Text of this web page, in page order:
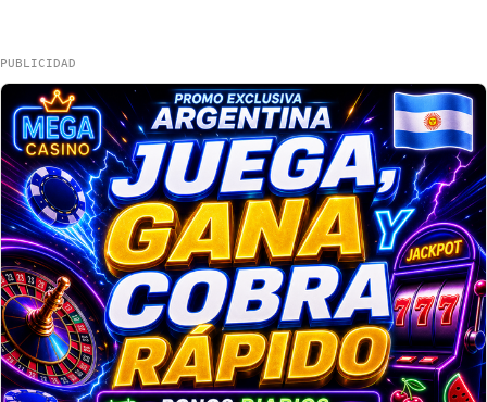
PUBLICIDAD